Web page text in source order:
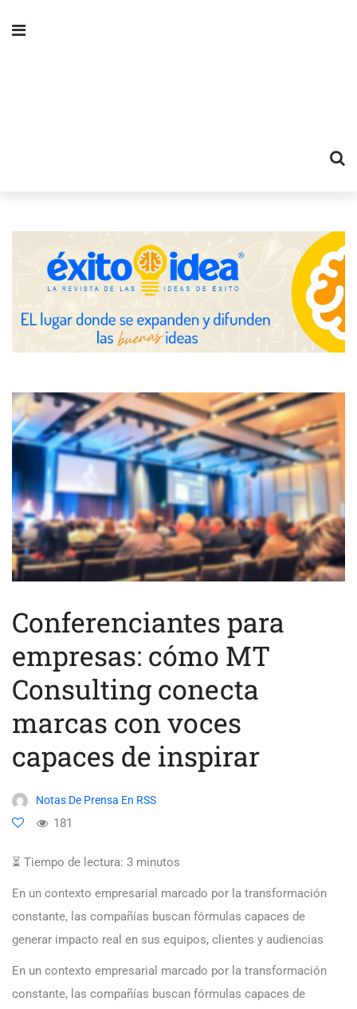
Conferenciantes para
empresas: cómo MT
Consulting conecta
marcas con voces
capaces de inspirar
Notas De Prensa En RSS
181
⏳ Tiempo de lectura: 3 minutos
En un contexto empresarial marcado por la transformación
constante, las compañías buscan fórmulas capaces de
generar impacto real en sus equipos, clientes y audiencias
En un contexto empresarial marcado por la transformación
constante, las compañías buscan fórmulas capaces de